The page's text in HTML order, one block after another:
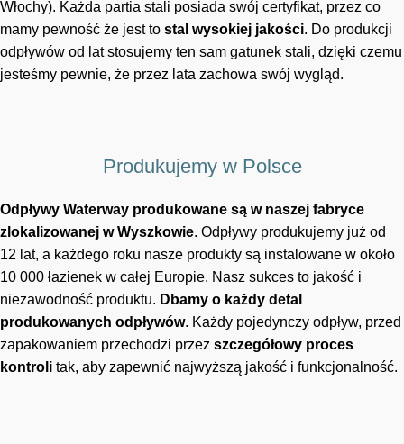
Włochy). Każda partia stali posiada swój certyfikat, przez co
mamy pewność że jest to stal wysokiej jakości. Do produkcji
odpływów od lat stosujemy ten sam gatunek stali, dzięki czemu
jesteśmy pewnie, że przez lata zachowa swój wygląd.
Produkujemy w Polsce
Odpływy Waterway produkowane są w naszej fabryce
zlokalizowanej w Wyszkowie. Odpływy produkujemy już od
12 lat, a każdego roku nasze produkty są instalowane w około
10 000 łazienek w całej Europie. Nasz sukces to jakość i
niezawodność produktu. Dbamy o każdy detal
produkowanych odpływów. Każdy pojedynczy odpływ, przed
zapakowaniem przechodzi przez szczegółowy proces
kontroli tak, aby zapewnić najwyższą jakość i funkcjonalność.